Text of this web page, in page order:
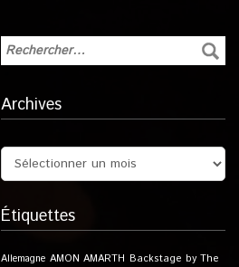
Archives
Étiquettes
Allemagne AMON AMARTH Backstage by The